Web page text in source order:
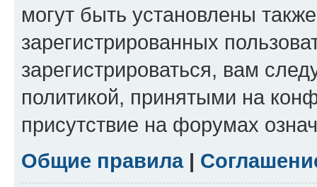
могут быть установлены
зарегистрированных
зарегистрироваться, вам
политикой, принятыми на
присутствие на форумах
Общие правила|